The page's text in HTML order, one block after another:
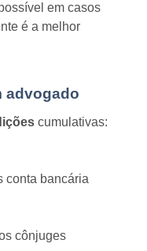
em casos
é a melhor
advogado
cumulativas:
conta bancária
cônjuges